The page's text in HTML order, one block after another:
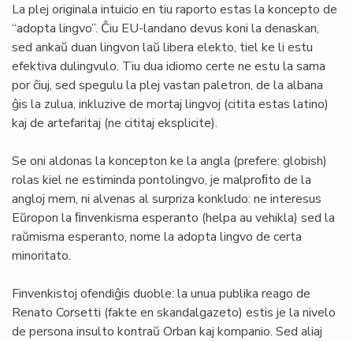
La plej originala intuicio en tiu raporto estas la koncepto de
“adopta lingvo”. Ĉiu EU-landano devus koni la denaskan,
sed ankaŭ duan lingvon laŭ libera elekto, tiel ke li estu
efektiva dulingvulo. Tiu dua idiomo certe ne estu la sama
por ĉiuj, sed spegulu la plej vastan paletron, de la albana
ĝis la zulua, inkluzive de mortaj lingvoj (citita estas latino)
kaj de artefaritaj (ne cititaj eksplicite).
Se oni aldonas la koncepton ke la angla (prefere: globish)
rolas kiel ne estiminda pontolingvo, je malproﬁto de la
angloj mem, ni alvenas al surpriza konkludo: ne interesus
Eŭropon la ﬁnvenkisma esperanto (helpa au vehikla) sed la
raŭmisma esperanto, nome la adopta lingvo de certa
minoritato.
Finvenkistoj ofendiĝis duoble: la unua publika reago de
Renato Corsetti (fakte en skandalgazeto) estis je la nivelo
de persona insulto kontraŭ Orban kaj kompanio. Sed aliaj